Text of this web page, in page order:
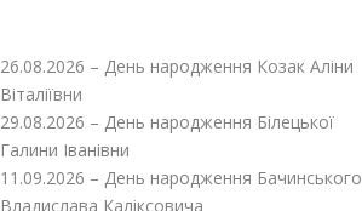
26.08.2026 – День народження Козак Аліни
Віталіївни
29.08.2026 – День народження Білецької
Галини Іванівни
11.09.2026 – День народження Бачинського
Владислава Каліксовича